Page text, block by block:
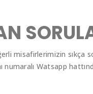
misafirlerimizin sıkça
numaralı Watsapp